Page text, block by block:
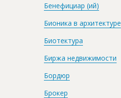
Бенефициар (ий)
Бионика в архитектуре
Биотектура
Биржа недвижимости
Бордюр
Брокер